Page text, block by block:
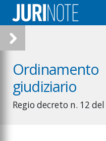
Ordinamento
giudiziario
Regio decreto n. 12 del